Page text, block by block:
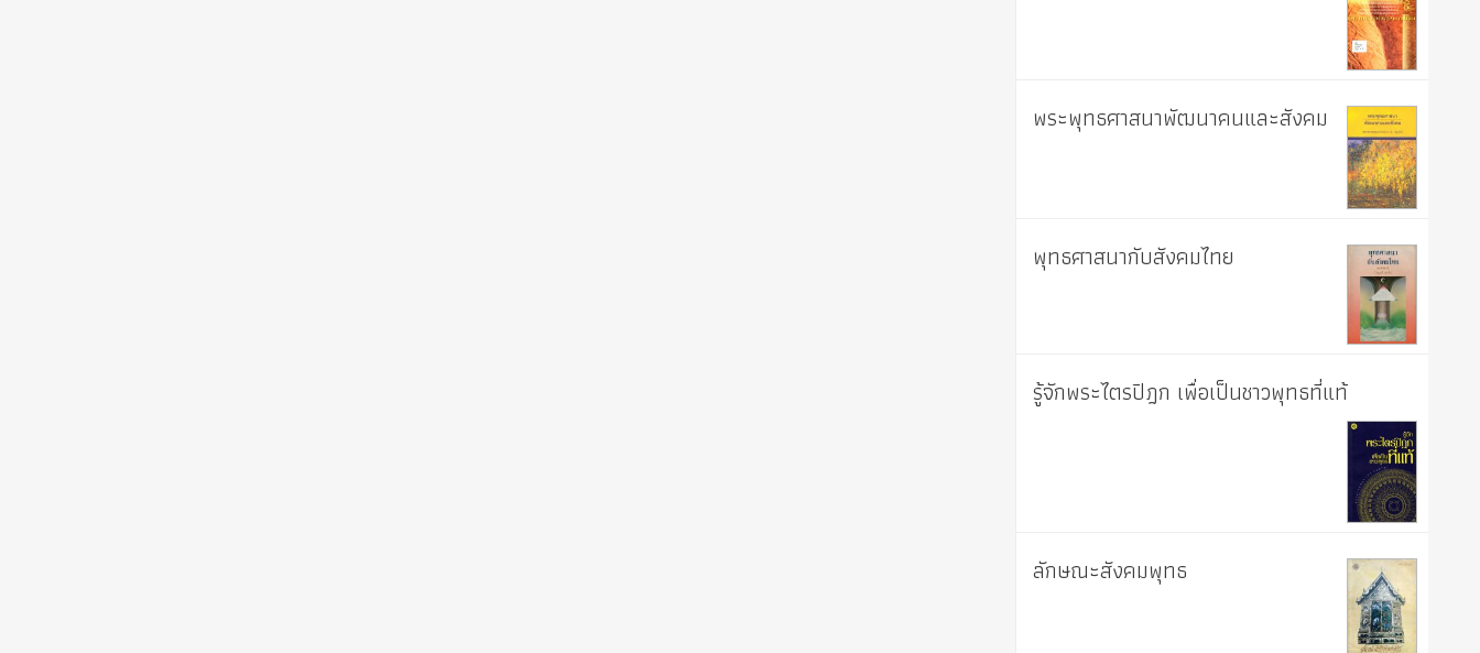
พระพุทธศาสนาพัฒนาคนและสังคม
พุทธศาสนากับสังคมไทย
รู้จักพระไตรปิฎก เพื่อเป็นชาวพุทธที่แท้
ลักษณะสังคมพุทธ